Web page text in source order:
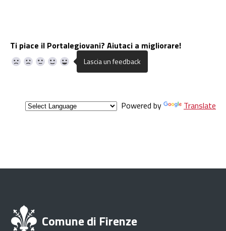
Ti piace il Portalegiovani? Aiutaci a migliorare!
Powered by Translate
Comune di Firenze